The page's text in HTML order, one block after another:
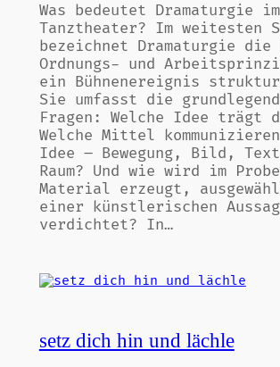
Was bedeutet Dramaturgie im
Tanztheater? Im weitesten
bezeichnet Dramaturgie die
Ordnungs- und
ein Bühnenereignis
Sie umfasst die
Fragen: Welche Idee trägt
Welche Mittel
Idee – Bewegung, Bild,
Raum? Und wie wird im
Material erzeugt,
einer künstlerischen
verdichtet? In…
setz dich hin und lächle